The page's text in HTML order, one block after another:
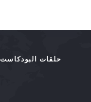
حلقات البودكاست